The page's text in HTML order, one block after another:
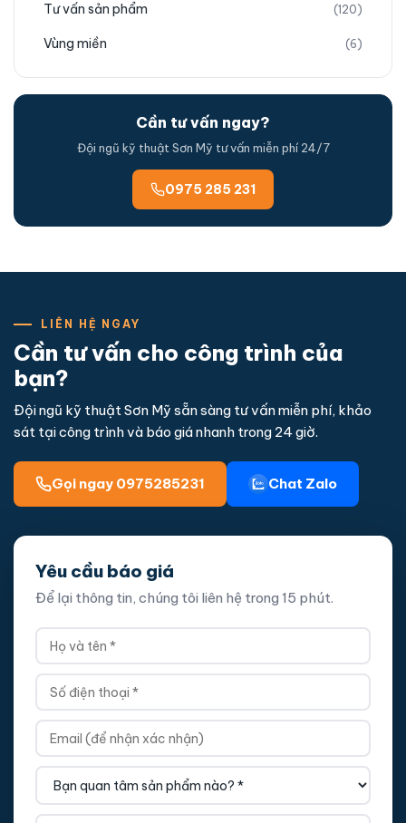
Tư vấn sản phẩm (120)
Vùng miền (6)
Cần tư vấn ngay?
Đội ngũ kỹ thuật Sơn Mỹ tư vấn miễn phí 24/7
0975 285 231
LIÊN HỆ NGAY
Cần tư vấn cho công trình của
bạn?
Đội ngũ kỹ thuật Sơn Mỹ sẵn sàng tư vấn miễn phí, khảo
sát tại công trình và báo giá nhanh trong 24 giờ.
Gọi ngay 0975285231 Chat Zalo
Yêu cầu báo giá
Để lại thông tin, chúng tôi liên hệ trong 15 phút.